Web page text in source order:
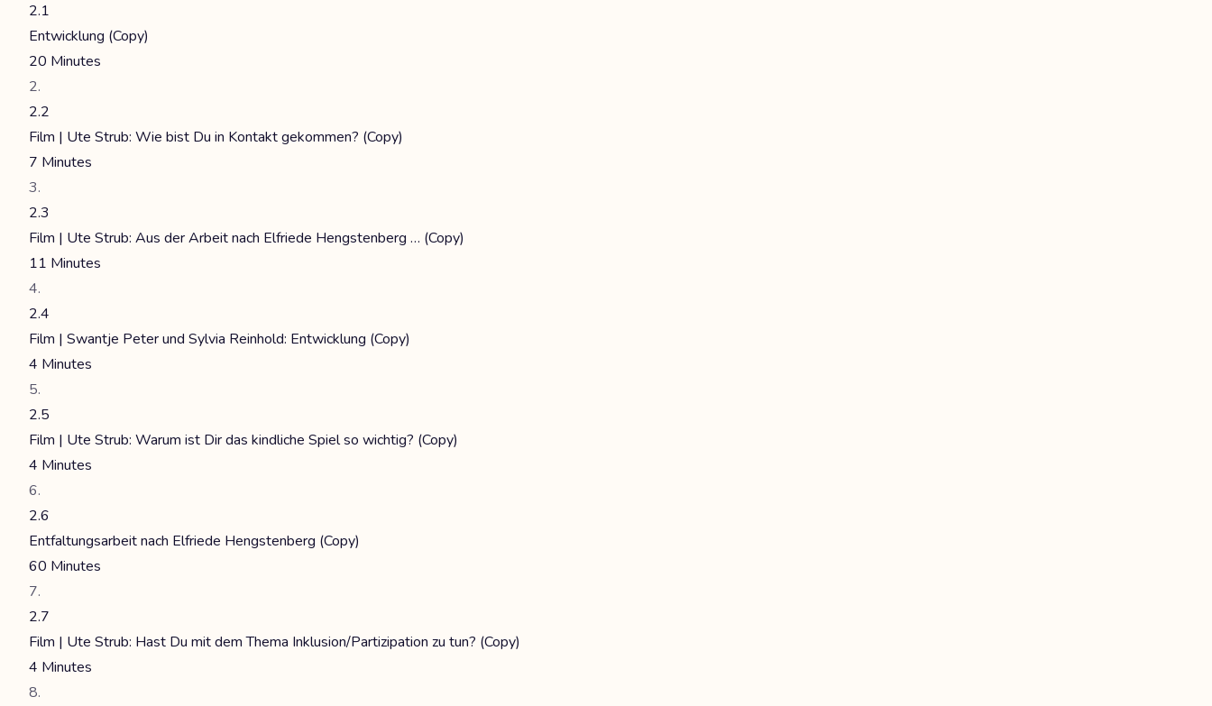
2.1
Entwicklung (Copy)
20 Minutes
2.2
Film | Ute Strub: Wie bist Du in Kontakt gekommen? (Copy)
7 Minutes
2.3
Film | Ute Strub: Aus der Arbeit nach Elfriede Hengstenberg … (Copy)
11 Minutes
2.4
Film | Swantje Peter und Sylvia Reinhold: Entwicklung (Copy)
4 Minutes
2.5
Film | Ute Strub: Warum ist Dir das kindliche Spiel so wichtig? (Copy)
4 Minutes
2.6
Entfaltungsarbeit nach Elfriede Hengstenberg (Copy)
60 Minutes
2.7
Film | Ute Strub: Hast Du mit dem Thema Inklusion/Partizipation zu tun? (Copy)
4 Minutes